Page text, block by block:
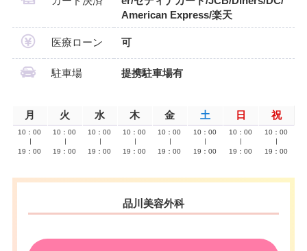
American Express/楽天
医療ローン 可
駐車場 提携駐車場有
月 火 水 木 金 土 日 祝
10：00
19：00
10：00
19：00
10：00
19：00
10：00
19：00
10：00
19：00
10：00
19：00
10：00
19：00
10：00
19：00
品川美容外科